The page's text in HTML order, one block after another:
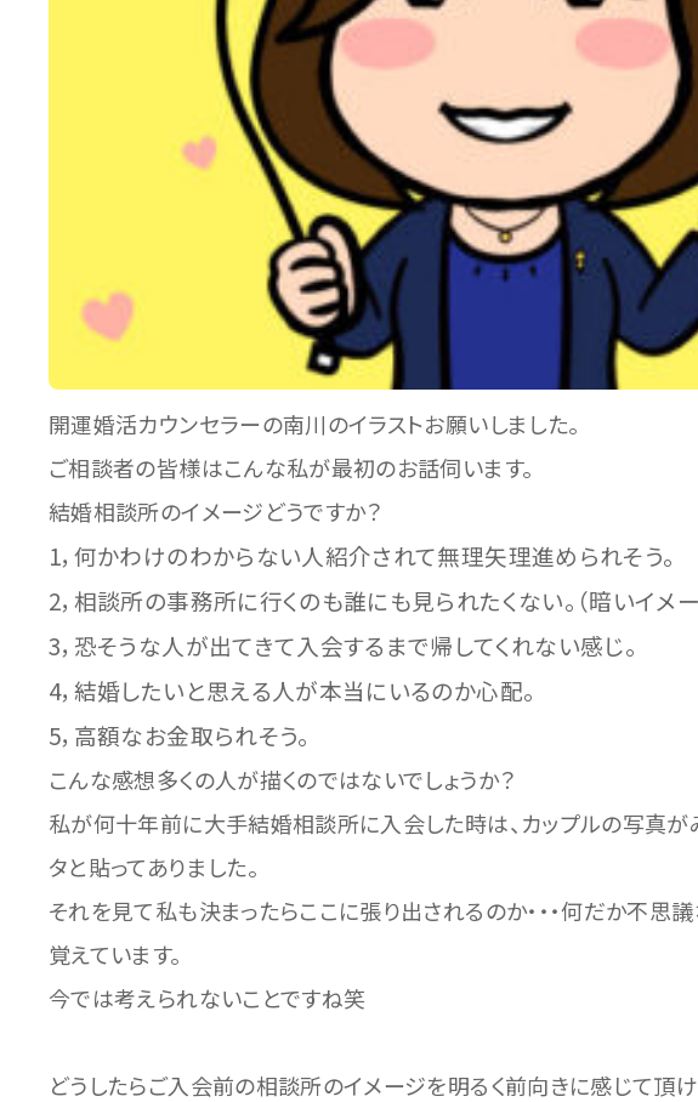
開運婚活カウンセラーの南川のイラストお願いしました。
ご相談者の皆様はこんな私が最初のお話伺います。
結婚相談所のイメージどうですか？
1，何かわけのわからない人紹介されて無理矢理進められそう。
2，相談所の事務所に行くのも誰にも見られたくない。（暗いイメー
3，恐そうな人が出てきて入会するまで帰してくれない感じ。
4，結婚したいと思える人が本当にいるのか心配。
5，高額なお金取られそう。
こんな感想多くの人が描くのではないでしょうか？
私が何十年前に大手結婚相談所に入会した時は、カップルの写真
タと貼ってありました。
それを見て私も決まったらここに張り出されるのか・・・何だか不思
覚えています。
今では考えられないことですね笑
どうしたらご入会前の相談所のイメージを明るく前向きに感じて頂